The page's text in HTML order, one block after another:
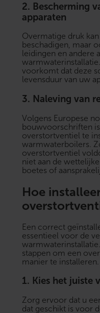
2. Bescherming
apparaten
Overmatige druk
beschadigen, maar
leidingen en andere
voorkomt dat deze
levensduur van uw
3. Naleving van
Volgens Europese
bouwvoorschriften
overstortventiel te
warmwaterboilers.
overstortventiel
niet aan de
boetes of
Hoe
Een correct
essentieel voor de
stappen om een
manier te installeren.
1. Kies het juiste
Zorg ervoor dat u
dat geschikt is voor